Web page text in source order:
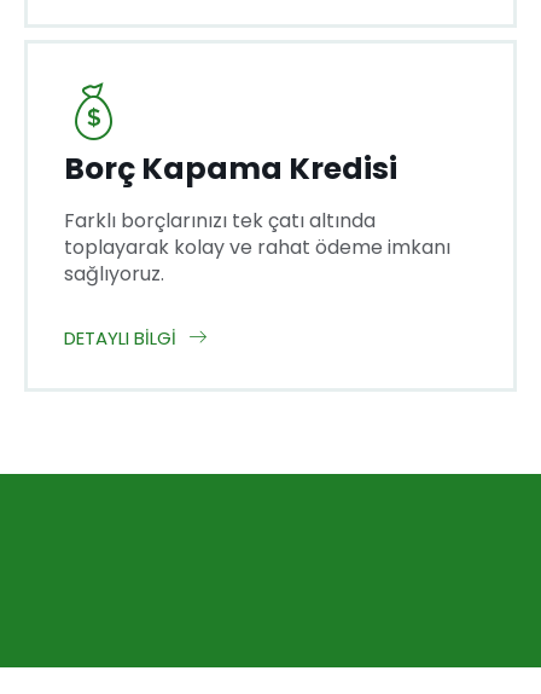
Borç Kapama Kredisi
Farklı borçlarınızı tek çatı altında
toplayarak kolay ve rahat ödeme imkanı
sağlıyoruz.
DETAYLI BILGI